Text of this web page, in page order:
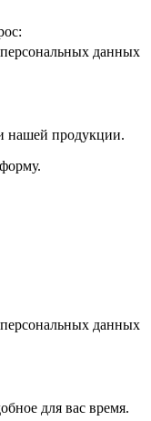
данных
нашей продукции.
данных
для вас время.